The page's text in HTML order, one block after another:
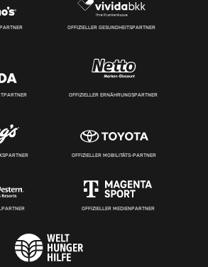
OFFIZIELLER GESUNDHEITSPARTNER
OFFIZIELLER ERNÄHRUNGSPARTNER
OFFIZIELLER MOBILITÄTS-PARTNER
OFFIZIELLER MEDIENPARTNER